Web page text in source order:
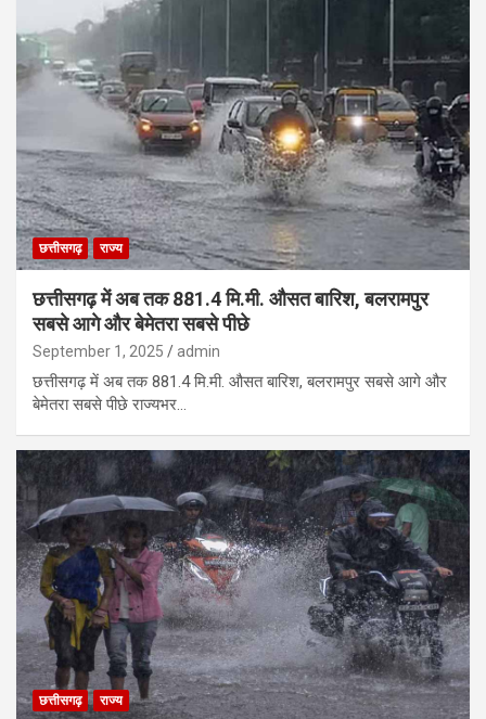
छत्तीसगढ़ राज्य
छत्तीसगढ़ में अब तक 881.4 मि.मी. औसत बारिश, बलरामपुर
सबसे आगे और बेमेतरा सबसे पीछे
September 1, 2025 admin
छत्तीसगढ़ में अब तक 881.4 मि.मी. औसत बारिश, बलरामपुर सबसे आगे और
बेमेतरा सबसे पीछे राज्यभर…
छत्तीसगढ़ राज्य